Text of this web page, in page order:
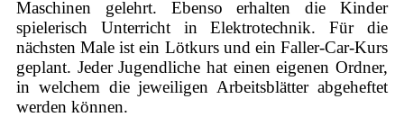
Maschinen gelehrt. Ebenso erhalten die Kinder
spielerisch Unterricht in Elektrotechnik. Für die
nächsten Male ist ein Lötkurs und ein Faller-Car-Kurs
geplant. Jeder Jugendliche hat einen eigenen Ordner,
in welchem die jeweiligen Arbeitsblätter abgeheftet
werden können.